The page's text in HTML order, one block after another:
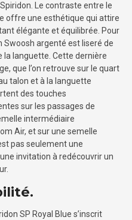
Le contraste entre le
offre une esthétique qui attire
élégante et équilibrée. Pour
Swoosh argenté est liseré de
la languette. Cette dernière
que l’on retrouve sur le quart
talon et à la languette
des touches
sur les passages de
intermédiaire
Air, et sur une semelle
pas seulement une
invitation à redécouvrir un
SP Royal Blue s’inscrit